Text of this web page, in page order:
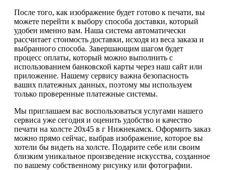
После того, как изображение будет готово к печати, вы
можете перейти к выбору способа доставки, который
удобен именно вам. Наша система автоматически
рассчитает стоимость доставки, исходя из веса заказа и
выбранного способа. Завершающим шагом будет
процесс оплаты, который можно выполнить с
использованием банковской карты через наш сайт или
приложение. Нашему сервису важна безопасность
ваших платежных данных, поэтому мы используем
только проверенные платежные системы.
Мы приглашаем вас воспользоваться услугами нашего
сервиса уже сегодня и оценить удобство и качество
печати на холсте 20х45 в г Нижнекамск. Оформить заказ
можно прямо сейчас, выбрав изображение, которое вы
хотели бы видеть на холсте. Подарите себе или своим
близким уникальное произведение искусства, созданное
по вашему собственному рисунку или фотографии.